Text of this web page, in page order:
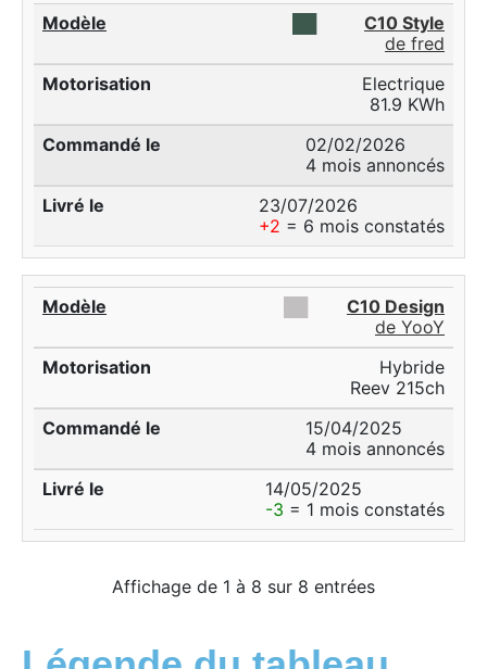
C10 Style
de fred
Electrique
81.9 KWh
02/02/2026
4 mois annoncés
23/07/2026
+2 = 6 mois constatés
C10 Design
de YooY
Hybride
Reev 215ch
15/04/2025
4 mois annoncés
14/05/2025
-3 = 1 mois constatés
Affichage de 1 à 8 sur 8 entrées